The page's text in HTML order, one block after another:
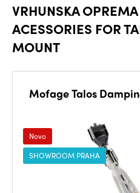
VRHUNSKA
ACESSORIES FOR
MOUNT
Mofage Talos
Novo
SHOWROOM PRAHA